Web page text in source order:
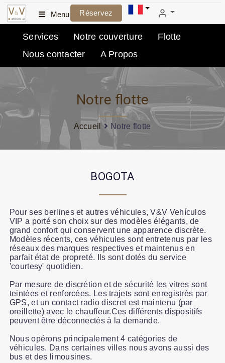
Menu Réservez
Services Notre couverture
Flotte
Nous contacter
A Propos
Notre flotte
Accueil Notre flotte
BOGOTA
Pour ses berlines et autres véhicules, V&V Vehículos
VIP a porté son choix sur des modèles élégants, de
grand confort qui conservent une apparence discrète.
Modèles récents, ces véhicules sont entretenus par les
réseaux des marques respectives et maintenus en
parfait état de propreté. Ils sont dotés du service
'courtesy' quotidien.
Par mesure de discrétion et de sécurité les vitres sont
teintées et renforcées. Les trajets sont enregistrés par
GPS, et un contact radio discret est maintenu (par
oreillette) avec le chauffeur.Ces différents dispositifs
peuvent être déconnectés à la demande.
Nous opérons principalement 4 catégories de
véhicules. Dans certaines villes nous avons aussi des
bus et des limousines.